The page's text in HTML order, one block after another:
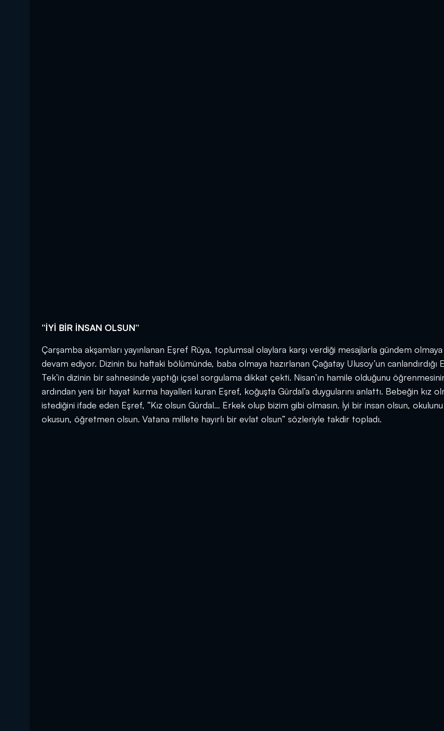
“İYİ BİR İNSAN OLSUN”
Çarşamba akşamları yayınlanan Eşref Rüya, toplumsal olaylara karşı verdiği mesajlarla gündem olmaya
devam ediyor. Dizinin bu haftaki bölümünde, baba olmaya hazırlanan Çağatay Ulusoy’un canlandırdığı
Tek’in dizinin bir sahnesinde yaptığı içsel sorgulama dikkat çekti. Nisan’ın hamile olduğunu
ardından yeni bir hayat kurma hayalleri kuran Eşref, koğuşta Gürdal’a duygularını anlattı. Bebeğin kız
istediğini ifade eden Eşref, “Kız olsun Gürdal… Erkek olup bizim gibi olmasın. İyi bir insan olsun, okulunu
okusun, öğretmen olsun. Vatana millete hayırlı bir evlat olsun” sözleriyle takdir topladı.